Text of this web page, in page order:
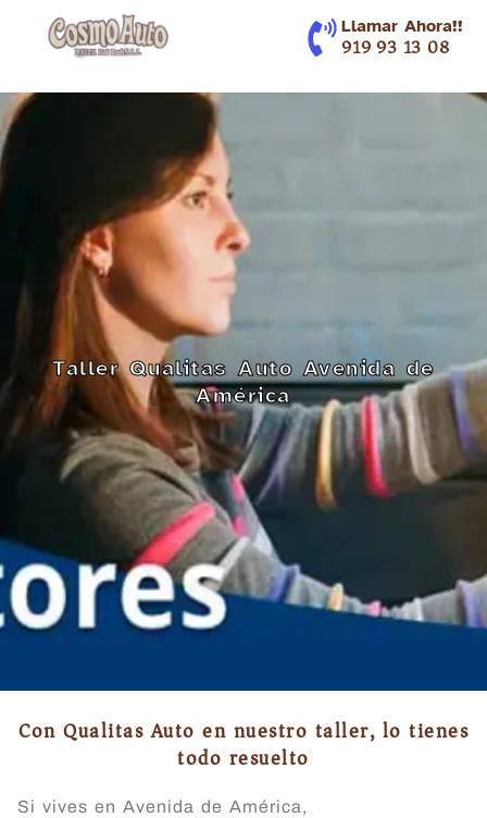
Llamar Ahora!!
919 93 13 08
Taller Qualitas Auto Avenida de
América
Con Qualitas Auto en nuestro taller, lo tienes
todo resuelto
Si vives en Avenida de América,